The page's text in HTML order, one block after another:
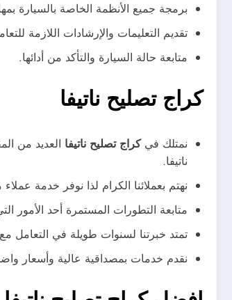
برمجة جميع الأنظمة الخاصة بالسيارة
تقديم التعليمات والإرشادات اللازمة
متابعة حالة السيارة والتأكد من أدائها.
كراج تصليح ناتيفا
نمتلك فيكراج تصليح ناتيفا العديد من
ناتيفا.
نهتم بعملائنا الكرام لذا نوفر خدمة
متابعة التطورات المستمرة أحد الأمور
تمتد خبرتنا لسنوات طويلة في التعامل
نقدم خدمات بمصداقية عالية وأسعار